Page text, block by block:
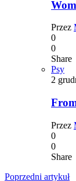
Przez
0
0
Share
Psy
2
Przez
0
0
Share
Poprzedni artykuł